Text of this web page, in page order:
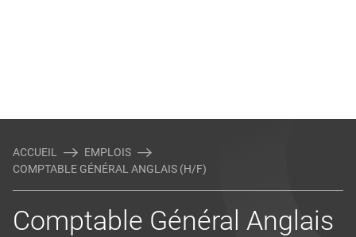
ACCUEIL
EMPLOIS
COMPTABLE GÉNÉRAL ANGLAIS (H/F)
Comptable Général Anglais